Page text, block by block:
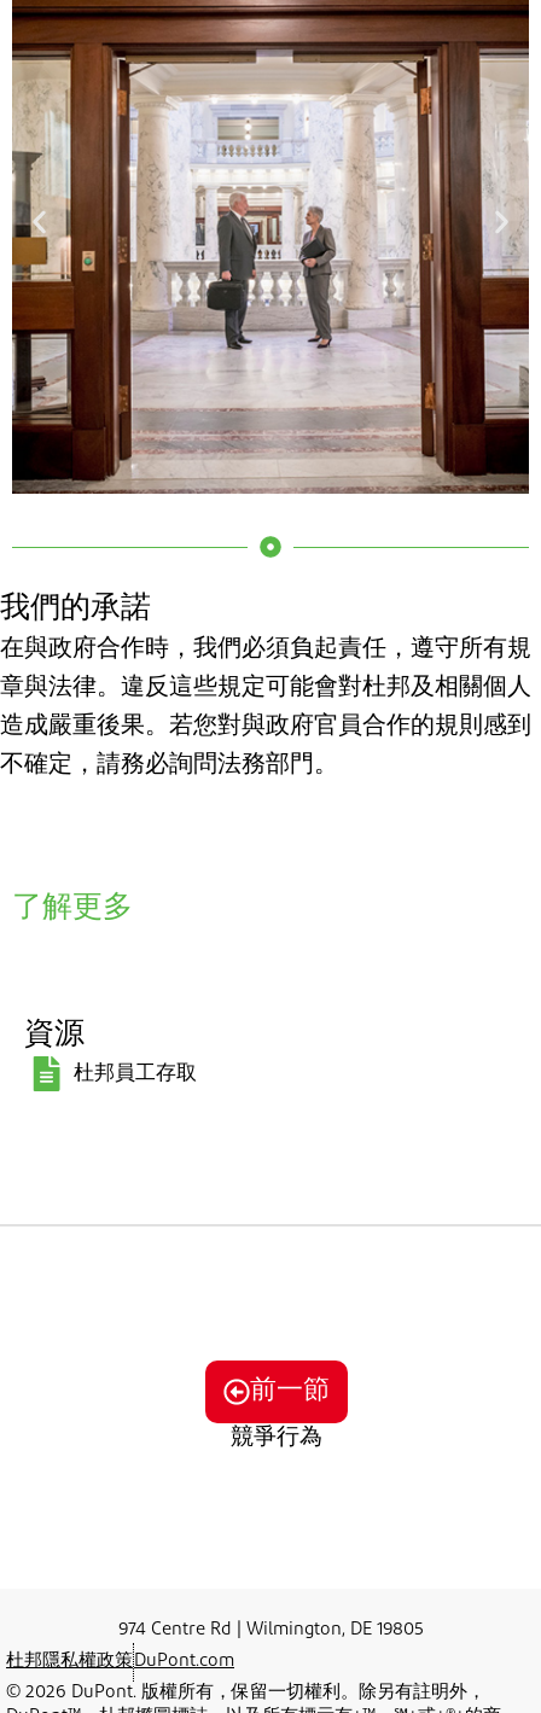
與政府官員互動
在與政府官員合作時，請遵守
所有法律規定。無論出於何種
意圖，即使是小禮物或餐點，
也可能被視為賄賂或回扣。在
提供任何有價值的物品給政府
官員之前，務必先諮詢法務部
我們的承諾
在與政府合作時，我們必須負起責任，遵守所有規
章與法律。違反這些規定可能會對杜邦及相關個人
造成嚴重後果。若您對與政府官員合作的規則感到
不確定，請務必詢問法務部門。
了解更多
資源
杜邦員工存取
前一節
競爭行為
974 Centre Rd | Wilmington, DE 19805
杜邦隱私權政策 DuPont.com
© 2026 DuPont. 版權所有，保留一切權利。除另有註明外，